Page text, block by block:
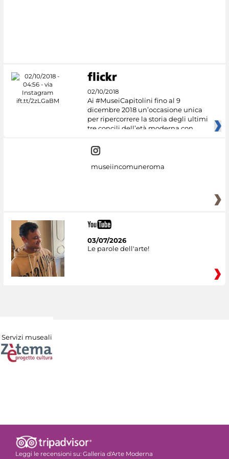
02/10/2018
Ai #MuseiCapitolini fino al 9
dicembre 2018 un’occasione unica
per ripercorrere la storia degli ultimi
tre concili dell’età moderna con
museiincomuneroma
03/07/2026
Le parole dell'arte!
Servizi museali
Leggi le recensioni su: Galleria d'Arte Moderna